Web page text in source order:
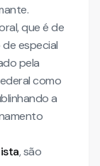
que é de
especial
pela
como
a
, são